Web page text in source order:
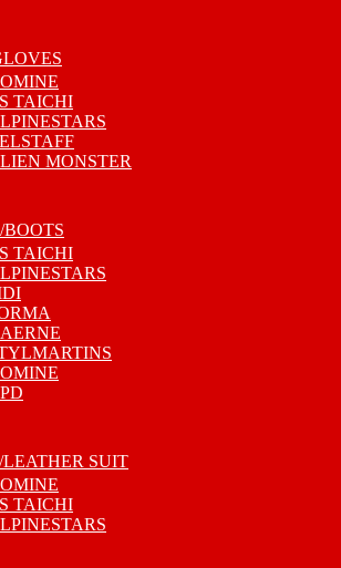
TAICHI
MONSTER
BOOTS
TAICHI
SUIT
TAICHI
TAICHI
MONSTER
SUIT
TAICHI